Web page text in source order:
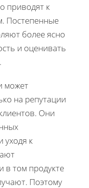
приводят к
Постепенные
более ясно
и оценивать
может
на репутации
Они
уходя к
в том продукте
Поэтому